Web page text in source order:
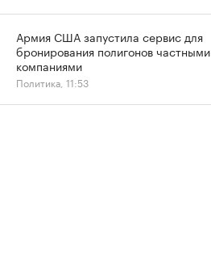
Армия США запустила сервис для
бронирования полигонов частными
компаниями
Политика, 11:53